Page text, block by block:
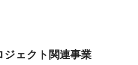
ジェクト関連事業